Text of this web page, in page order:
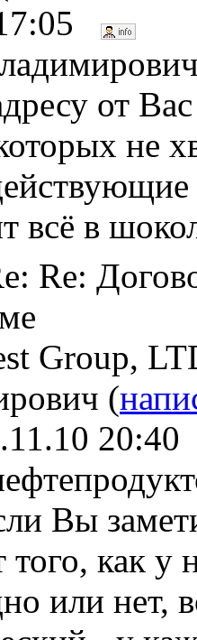
от
не
всё в
Re:
Group,
(
Вы
того, как у
или нет,